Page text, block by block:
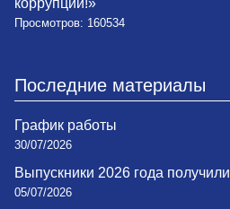
коррупции!»
Просмотров: 160534
Последние материалы
График работы
30/07/2026
Выпускники 2026 года
05/07/2026